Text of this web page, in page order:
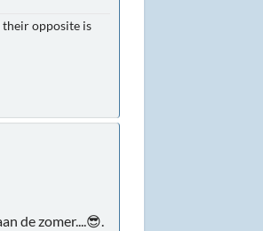
their opposite is
de zomer....😎.